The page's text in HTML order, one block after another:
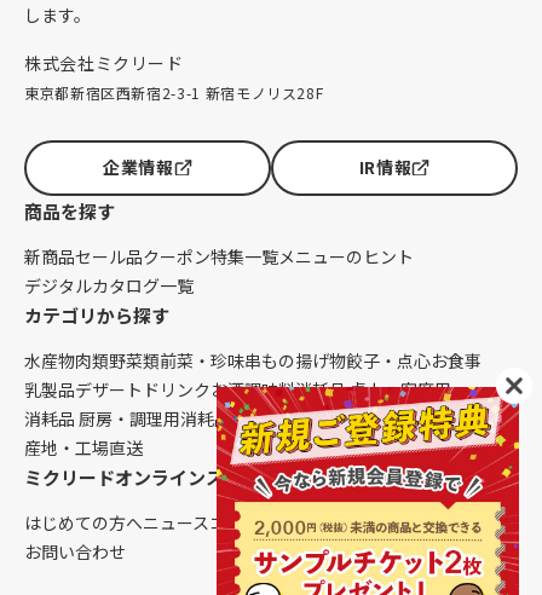
します。
株式会社ミクリード
東京都新宿区西新宿2-3-1 新宿モノリス28F
企業情報 IR情報
商品を探す
新商品セール品クーポン特集一覧メニューのヒント
デジタルカタログ一覧
カテゴリから探す
水産物肉類野菜類前菜・珍味串もの揚げ物餃子・点心お食事
乳製品デザート ドリンク お酒調味料消耗品 卓上・客席用
消耗品 厨房・調理用消耗品 クレンリネス生鮮品（配送便限定）
産地・工場直送
ミクリードオンラインストアについて
はじめての方へニュースコラムご利用ガイド会社概要
お問い合わせ